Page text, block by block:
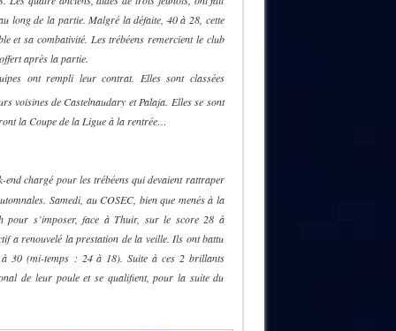
long de la partie. Malgré la défaite, 40 à 28, cette
et sa combativité. Les trébéens remercient le club
après la partie.
ont rempli leur contrat. Elles sont classées
voisines de Castelnaudary et Palaja. Elles se sont
la Coupe de la Ligue à la rentrée…
end chargé pour les trébéens qui devaient rattraper
Samedi, au COSEC, bien que menés à la
s’imposer, face à Thuir, sur le score 28 à
a renouvelé la prestation de la veille. Ils ont battu
à 30 (mi-temps : 24 à 18). Suite à ces 2 brillants
de leur poule et se qualifient, pour la suite du